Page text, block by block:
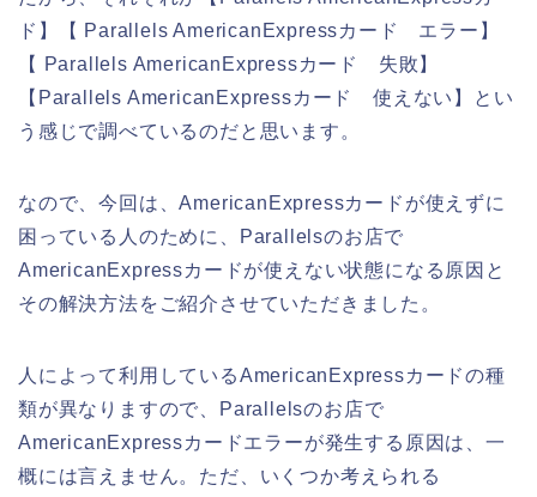
ド】【 Parallels AmericanExpressカード エラー】
【 Parallels AmericanExpressカード 失敗】
【Parallels AmericanExpressカード 使えない】とい
う感じで調べているのだと思います。
なので、今回は、AmericanExpressカードが使えずに
困っている人のために、Parallelsのお店で
AmericanExpressカードが使えない状態になる原因と
その解決方法をご紹介させていただきました。
人によって利用しているAmericanExpressカードの種
類が異なりますので、Parallelsのお店で
AmericanExpressカードエラーが発生する原因は、一
概には言えません。ただ、いくつか考えられる